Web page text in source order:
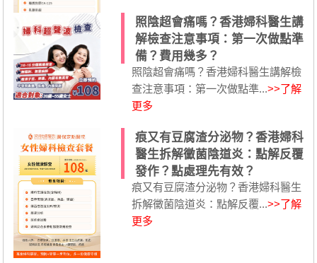
照陰超會痛嗎？香港婦科醫生講
解檢查注意事項：第一次做點準
備？費用幾多？
照陰超會痛嗎？香港婦科醫生講解檢
查注意事項：第一次做點準...>>了解
更多
痕又有豆腐渣分泌物？香港婦科
醫生拆解黴菌陰道炎：點解反覆
發作？點處理先有效？
痕又有豆腐渣分泌物？香港婦科醫生
拆解黴菌陰道炎：點解反覆...>>了解
更多